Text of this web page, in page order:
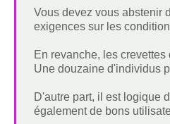
Vous devez vous abstenir
exigences sur les
En revanche, les
Une douzaine d'individus
D'autre part, il est logique
également de bons